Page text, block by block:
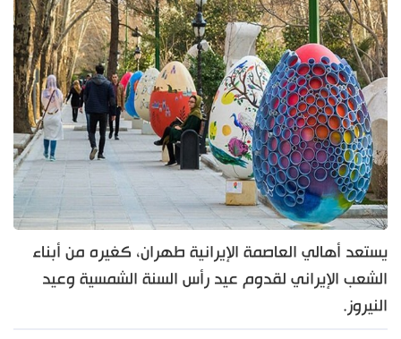
يستعد أهالي العاصمة الإيرانية طهران، كغيره من أبناء
الشعب الإيراني لقدوم عيد رأس السنة الشمسية وعيد
النيروز.